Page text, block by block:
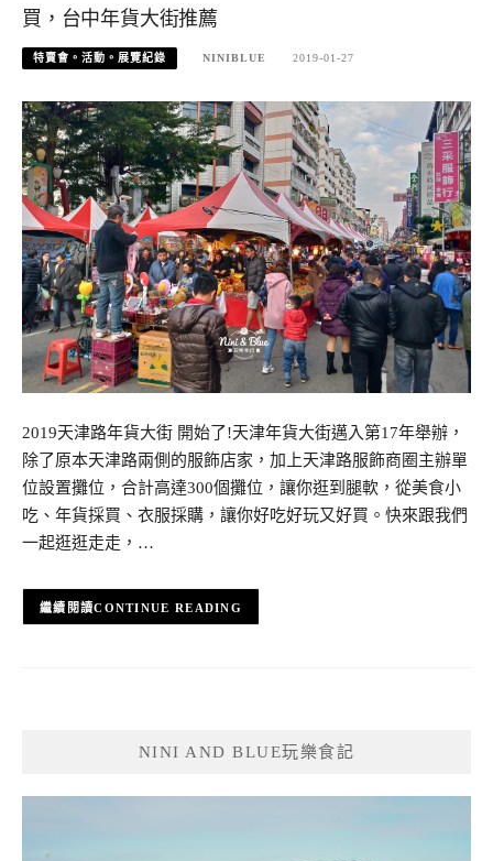
買，台中年貨大街推薦
特賣會。活動。展覽紀錄 NINIBLUE 2019-01-27
2019天津路年貨大街 開始了!天津年貨大街邁入第17年舉辦，
除了原本天津路兩側的服飾店家，加上天津路服飾商圈主辦單
位設置攤位，合計高達300個攤位，讓你逛到腿軟，從美食小
吃、年貨採買、衣服採購，讓你好吃好玩又好買。快來跟我們
一起逛逛走走，…
CONTINUE READING
NINI AND BLUE玩樂食記